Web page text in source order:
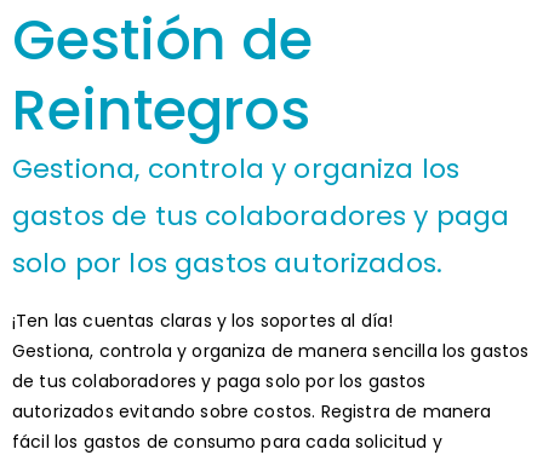
Gestión de
Reintegros
Gestiona, controla y organiza los
gastos de tus colaboradores y paga
solo por los gastos autorizados.
¡Ten las cuentas claras y los soportes al día!
Gestiona, controla y organiza de manera sencilla los gastos
de tus colaboradores y paga solo por los gastos
autorizados evitando sobre costos. Registra de manera
fácil los gastos de consumo para cada solicitud y